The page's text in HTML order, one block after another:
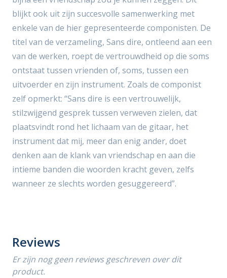
blijkt ook uit zijn succesvolle samenwerking met
enkele van de hier gepresenteerde componisten. De
titel van de verzameling, Sans dire, ontleend aan een
van de werken, roept de vertrouwdheid op die soms
ontstaat tussen vrienden of, soms, tussen een
uitvoerder en zijn instrument. Zoals de componist
zelf opmerkt: “Sans dire is een vertrouwelijk,
stilzwijgend gesprek tussen verweven zielen, dat
plaatsvindt rond het lichaam van de gitaar, het
instrument dat mij, meer dan enig ander, doet
denken aan de klank van vriendschap en aan die
intieme banden die woorden kracht geven, zelfs
wanneer ze slechts worden gesuggereerd”.
Reviews
Er zijn nog geen reviews geschreven over dit
product.